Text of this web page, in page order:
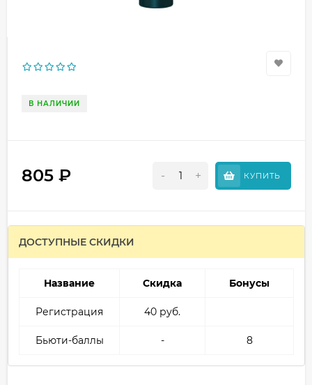
В НАЛИЧИИ
805 ₽ - + КУПИТЬ
ДОСТУПНЫЕ СКИДКИ
Название Скидка Бонусы
Регистрация 40 руб.
Бьюти-баллы - 8